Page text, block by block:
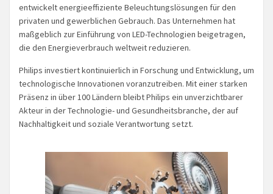
entwickelt energieeffiziente Beleuchtungslösungen für den
privaten und gewerblichen Gebrauch. Das Unternehmen hat
maßgeblich zur Einführung von LED-Technologien beigetragen,
die den Energieverbrauch weltweit reduzieren.
Philips investiert kontinuierlich in Forschung und Entwicklung, um
technologische Innovationen voranzutreiben. Mit einer starken
Präsenz in über 100 Ländern bleibt Philips ein unverzichtbarer
Akteur in der Technologie- und Gesundheitsbranche, der auf
Nachhaltigkeit und soziale Verantwortung setzt.